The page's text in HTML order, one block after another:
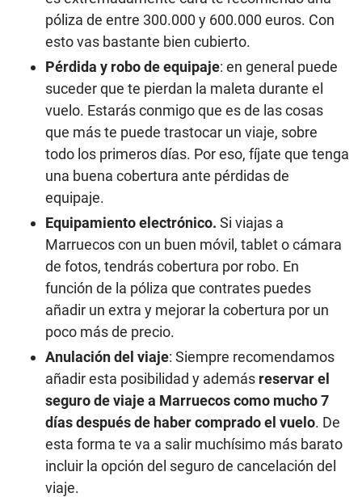
póliza de entre 300.000 y 600.000 euros. Con
esto vas bastante bien cubierto.
Pérdida y robo de equipaje: en general puede
suceder que te pierdan la maleta durante el
vuelo. Estarás conmigo que es de las cosas
que más te puede trastocar un viaje, sobre
todo los primeros días. Por eso, fíjate que tenga
una buena cobertura ante pérdidas de
equipaje.
Equipamiento electrónico. Si viajas a
Marruecos con un buen móvil, tablet o cámara
de fotos, tendrás cobertura por robo. En
función de la póliza que contrates puedes
añadir un extra y mejorar la cobertura por un
poco más de precio.
Anulación del viaje: Siempre recomendamos
añadir esta posibilidad y además reservar el
seguro de viaje a Marruecos como mucho 7
días después de haber comprado el vuelo. De
esta forma te va a salir muchísimo más barato
incluir la opción del seguro de cancelación del
viaje.